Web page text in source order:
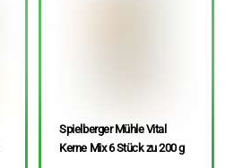
Spielberger Mühle Vital
Kerne Mix 6 Stück zu 200 g